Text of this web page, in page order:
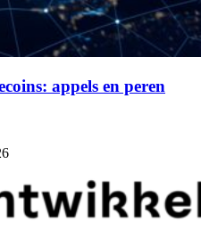
appels en peren